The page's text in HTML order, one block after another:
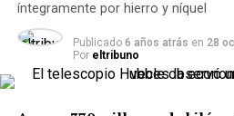
íntegramente por hierro y níquel
Publicado 6 años atrás en 28
Por eltribuno